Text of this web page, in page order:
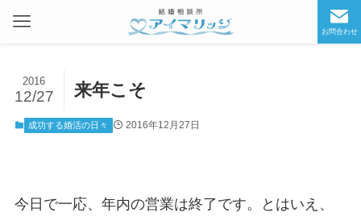
お問合わせ
来年こそ
2016
12/27
成功する婚活の日々 2016年12月27日
今日で一応、年内の営業は終了です。とはいえ、